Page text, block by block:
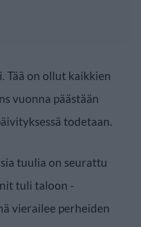
Tää on ollut kaikkien
vuonna päästään
todetaan.
tuulia on seurattu
tuli taloon -
vierailee perheiden